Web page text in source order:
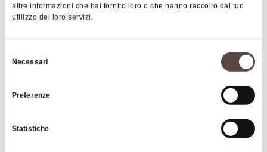
altre informazioni che hai fornito loro o che hanno raccolto dal tuo
utilizzo dei loro servizi.
delNecessari
Preferenze
Statistiche
Giancarlo Melotti sports centre
40069 Zola Predosa
Interests